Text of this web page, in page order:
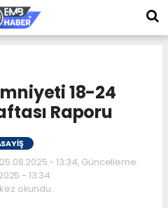
18-24
Raporu
- 13:34, Güncelleme:
- 13:34
okundu.